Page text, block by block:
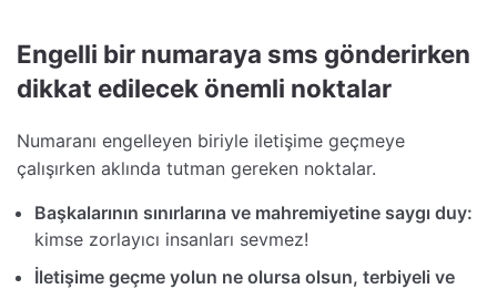
Engelli bir numaraya sms gönderirken
dikkat edilecek önemli noktalar
Numaranı engelleyen biriyle iletişime geçmeye
çalışırken aklında tutman gereken noktalar.
Başkalarının sınırlarına ve mahremiyetine saygı duy:
kimse zorlayıcı insanları sevmez!
İletişime geçme yolun ne olursa olsun, terbiyeli ve